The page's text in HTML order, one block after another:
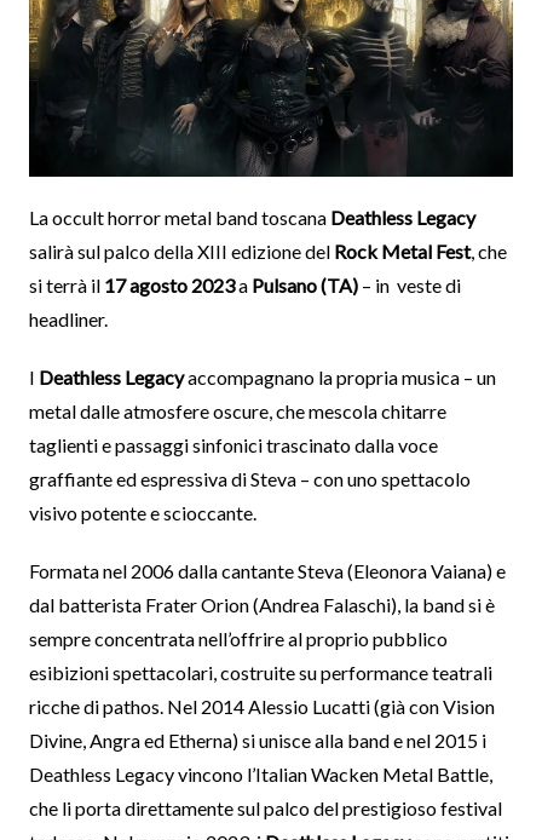
La occult horror metal band toscana Deathless Legacy
salirà sul palco della XIII edizione del Rock Metal Fest, che
si terrà il 17 agosto 2023a Pulsano (TA)– in veste di
headliner.
I Deathless Legacyaccompagnano la propria musica – un
metal dalle atmosfere oscure, che mescola chitarre
taglienti e passaggi sinfonici trascinato dalla voce
graffiante ed espressiva di Steva – con uno spettacolo
visivo potente e scioccante.
Formata nel 2006 dalla cantante Steva (Eleonora Vaiana) e
dal batterista Frater Orion (Andrea Falaschi), la band si è
sempre concentrata nell’offrire al proprio pubblico
esibizioni spettacolari, costruite su performance teatrali
ricche di pathos. Nel 2014 Alessio Lucatti (già con Vision
Divine, Angra ed Etherna) si unisce alla band e nel 2015 i
Deathless Legacy vincono l’Italian Wacken Metal Battle,
che li porta direttamente sul palco del prestigioso festival